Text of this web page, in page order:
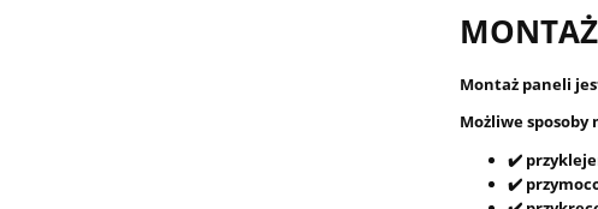
Montaż paneli
Możliwe sposoby
✔️
✔️